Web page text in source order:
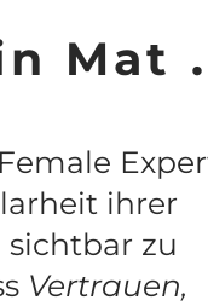
Mat
ihrer
sichtbar zu
Vertrauen,